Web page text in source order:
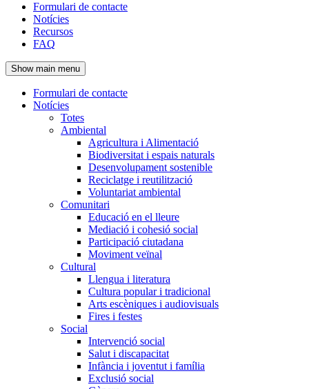
Navegació
principal
de
l'encapçalament
Formulari de contacte
Notícies
Recursos
FAQ
Show main menu
Navegació
principal
Formulari de contacte
Notícies
Totes
Ambiental
Agricultura i Alimentació
Biodiversitat i espais naturals
Desenvolupament sostenible
Reciclatge i reutilització
Voluntariat ambiental
Comunitari
Educació en el lleure
Mediació i cohesió social
Participació ciutadana
Moviment veïnal
Cultural
Llengua i literatura
Cultura popular i tradicional
Arts escèniques i audiovisuals
Fires i festes
Social
Intervenció social
Salut i discapacitat
Infància i joventut i família
Exclusió social